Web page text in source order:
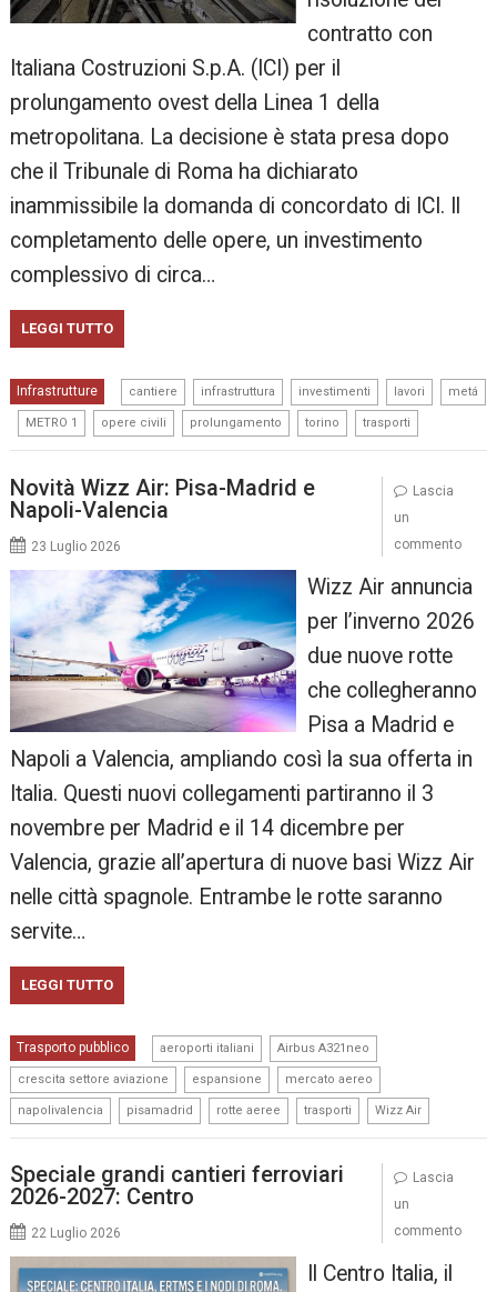
contratto con
Italiana Costruzioni S.p.A. (ICI) per il
prolungamento ovest della Linea 1 della
metropolitana. La decisione è stata presa dopo
che il Tribunale di Roma ha dichiarato
inammissibile la domanda di concordato di ICI. Il
completamento delle opere, un investimento
complessivo di circa…
LEGGI TUTTO
Infrastrutture cantiere infrastruttura investimenti lavori metá
METRO 1 opere civili prolungamento torino trasporti
Novità Wizz Air: Pisa-Madrid e
Napoli-Valencia
23 Luglio 2026
Wizz Air annuncia
per l’inverno 2026
due nuove rotte
che collegheranno
Pisa a Madrid e
Napoli a Valencia, ampliando così la sua offerta in
Italia. Questi nuovi collegamenti partiranno il 3
novembre per Madrid e il 14 dicembre per
Valencia, grazie all’apertura di nuove basi Wizz Air
nelle città spagnole. Entrambe le rotte saranno
servite…
LEGGI TUTTO
Trasporto pubblico aeroporti italiani Airbus A321neo
crescita settore aviazione espansione mercato aereo
napolivalencia pisamadrid rotte aeree trasporti Wizz Air
Lascia
un
commento
Speciale grandi cantieri ferroviari
2026-2027: Centro
22 Luglio 2026
Il Centro Italia, il
Lascia
un
commento